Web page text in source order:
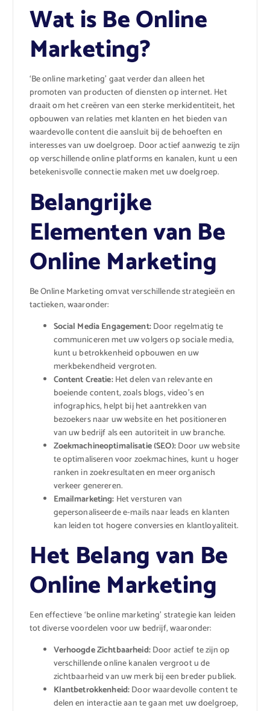
Wat is Be Online
Marketing?
‘Be online marketing’ gaat verder dan alleen het
promoten van producten of diensten op internet. Het
draait om het creëren van een sterke merkidentiteit, het
opbouwen van relaties met klanten en het bieden van
waardevolle content die aansluit bij de behoeften en
interesses van uw doelgroep. Door actief aanwezig te zijn
op verschillende online platforms en kanalen, kunt u een
betekenisvolle connectie maken met uw doelgroep.
Belangrijke
Elementen van Be
Online Marketing
Be Online Marketing omvat verschillende strategieën en
tactieken, waaronder:
Social Media Engagement:Door regelmatig te
communiceren met uw volgers op sociale media,
kunt u betrokkenheid opbouwen en uw
merkbekendheid vergroten.
Content Creatie:Het delen van relevante en
boeiende content, zoals blogs, video’s en
infographics, helpt bij het aantrekken van
bezoekers naar uw website en het positioneren
van uw bedrijf als een autoriteit in uw branche.
Zoekmachineoptimalisatie (SEO):Door uw website
te optimaliseren voor zoekmachines, kunt u hoger
ranken in zoekresultaten en meer organisch
verkeer genereren.
Emailmarketing: Het versturen van
gepersonaliseerde e-mails naar leads en klanten
kan leiden tot hogere conversies en klantloyaliteit.
Het Belang van Be
Online Marketing
Een effectieve ‘be online marketing’ strategie kan leiden
tot diverse voordelen voor uw bedrijf, waaronder:
Verhoogde Zichtbaarheid:Door actief te zijn op
verschillende online kanalen vergroot u de
zichtbaarheid van uw merk bij een breder publiek.
Klantbetrokkenheid:Door waardevolle content te
delen en interactie aan te gaan met uw doelgroep,